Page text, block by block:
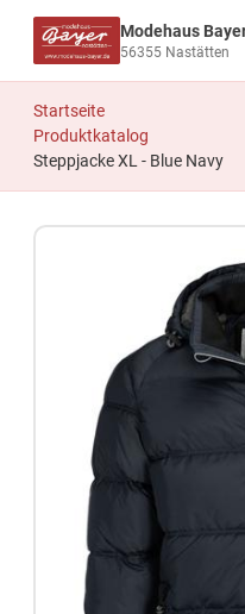
Modehaus
56355 Nastätten
Startseite
Produktkatalog
Steppjacke XL - Blue Navy